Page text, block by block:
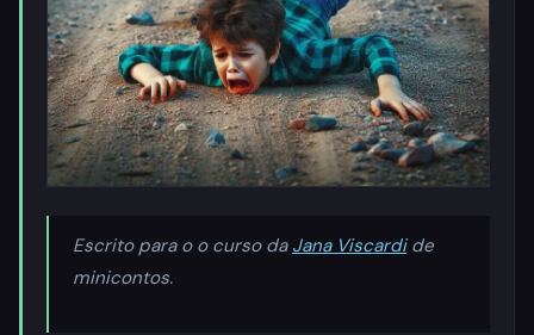
Escrito para o o curso da Jana Viscardide
minicontos.